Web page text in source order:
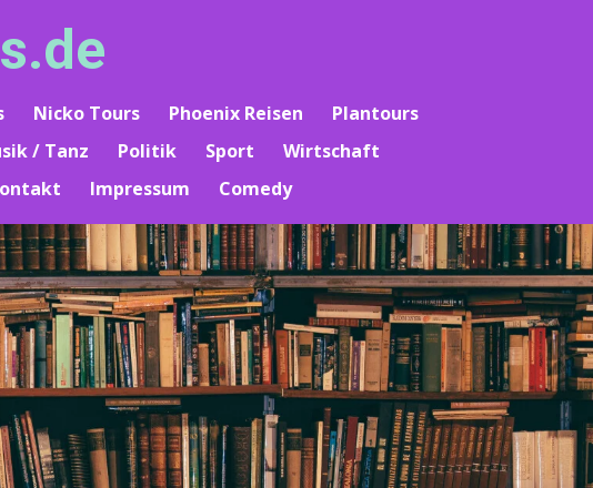
Nicko Tours Phoenix Reisen
Plantours
/ Tanz Politik Sport
Wirtschaft
Impressum Comedy